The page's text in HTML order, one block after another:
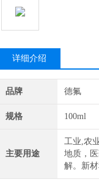
详细介绍
品牌 德氟
规格 100ml
主要用途
工业,农
地质，
解。新